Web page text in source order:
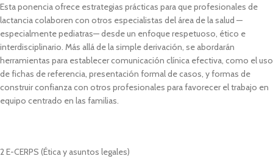
Esta ponencia ofrece estrategias prácticas para que profesionales de
lactancia colaboren con otros especialistas del área de la salud —
especialmente pediatras— desde un enfoque respetuoso, ético e
interdisciplinario. Más allá de la simple derivación, se abordarán
herramientas para establecer comunicación clínica efectiva, como el uso
de fichas de referencia, presentación formal de casos, y formas de
construir confianza con otros profesionales para favorecer el trabajo en
equipo centrado en las familias.
2 E-CERPS (Ética y asuntos legales)